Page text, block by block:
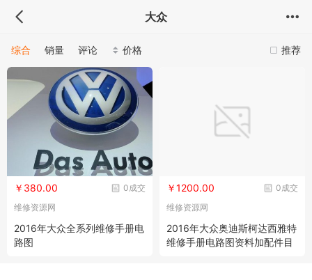
大众
推荐
综合 销量 评论 价格
0成交
￥380.00
维修资源网
2016年大众全系列维修手册电
路图
0成交
￥1200.00
维修资源网
2016年大众奥迪斯柯达西雅特
维修手册电路图资料加配件目